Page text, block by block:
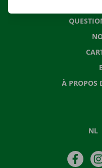
À PROPOS
NL